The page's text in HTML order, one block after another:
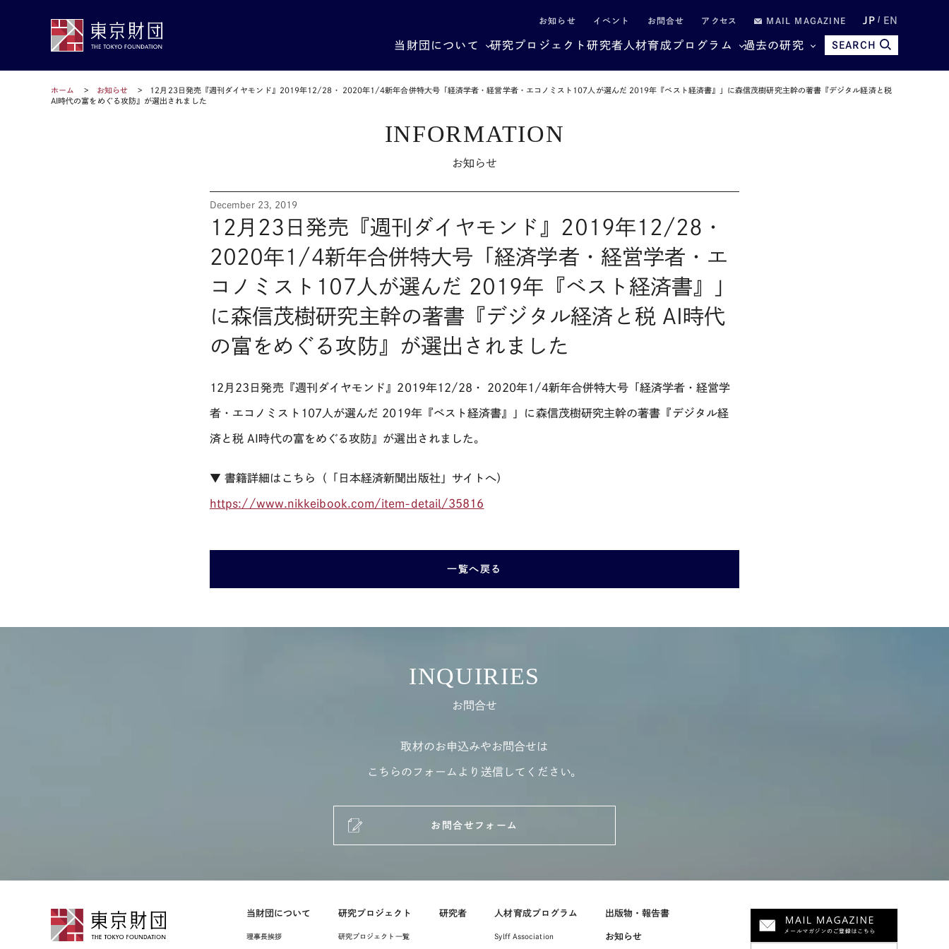
お知らせ イベント お問合せ アクセス MAIL MAGAZINE JP EN
当財団について 研究プロジェクト研究者 人材育成プログラム 過去の研究 SEARCH
ホーム お知らせ
12月23日発売『週刊ダイヤモンド』2019年12/28・ 2020年1/4新年合併特大号「経済学者・経営学者・エコノミスト107人が選んだ 2019年『ベスト経済書』」に森信茂樹研究主幹の著書『デジタル経済と税
AI時代の富をめぐる攻防』が選出されました
INFORMATION
お知らせ
December 23, 2019
12月23日発売『週刊ダイヤモンド』2019年12/28・
2020年1/4新年合併特大号「経済学者・経営学者・エ
コノミスト107人が選んだ 2019年『ベスト経済書』」
に森信茂樹研究主幹の著書『デジタル経済と税 AI時代
の富をめぐる攻防』が選出されました
12月23日発売『週刊ダイヤモンド』2019年12/28・ 2020年1/4新年合併特大号「経済学者・経営学
者・エコノミスト107人が選んだ 2019年『ベスト経済書』」に森信茂樹研究主幹の著書『デジタル経
済と税 AI時代の富をめぐる攻防』が選出されました。
▼ 書籍詳細はこちら（「日本経済新聞出版社」サイトへ）
https://www.nikkeibook.com/item-detail/35816
一覧へ戻る
INQUIRIES
お問合せ
取材のお申込みやお問合せは
こちらのフォームより送信してください。
お問合せフォーム
当財団について
理事⻑挨拶
研究プロジェクト
研究プロジェクト一覧
研究者 人材育成プログラム
Sylff Association
出版物・報告書
お知らせ